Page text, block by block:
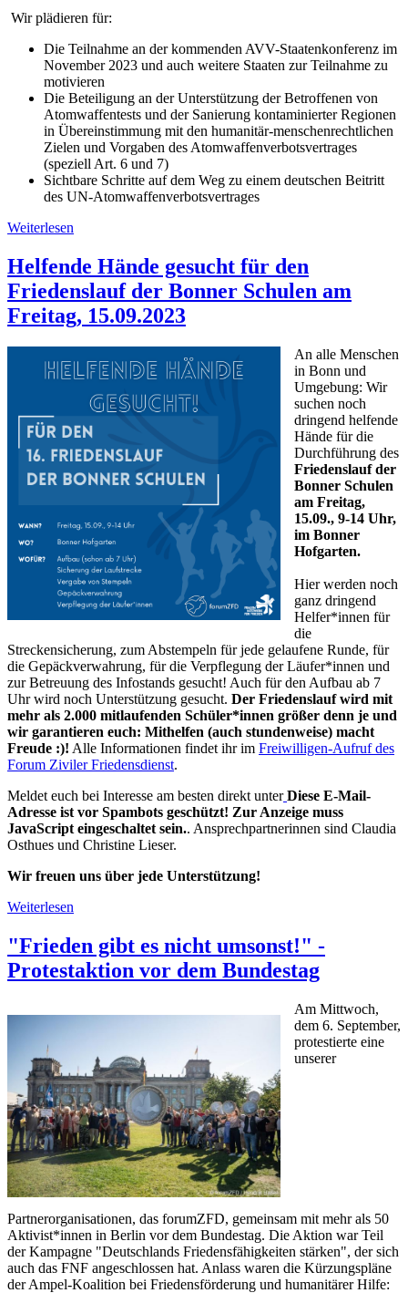
Wir plädieren für:
Die Teilnahme an der kommenden AVV-Staatenkonferenz im
November 2023 und auch weitere Staaten zur Teilnahme zu
motivieren
Die Beteiligung an der Unterstützung der Betroffenen von
Atomwaffentests und der Sanierung kontaminierter Regionen
in Übereinstimmung mit den humanitär-menschenrechtlichen
Zielen und Vorgaben des Atomwaffenverbotsvertrages
(speziell Art. 6 und 7)
Sichtbare Schritte auf dem Weg zu einem deutschen Beitritt
des UN-Atomwaffenverbotsvertrages
Weiterlesen
Helfende Hände gesucht für den
Friedenslauf der Bonner Schulen am
Freitag, 15.09.2023
An alle Menschen
in Bonn und
Umgebung: Wir
suchen noch
dringend helfende
Hände für die
Durchführung des
Friedenslauf der
Bonner Schulen
am Freitag,
15.09., 9-14 Uhr,
im Bonner
Hofgarten.
Hier werden noch
ganz dringend
Helfer*innen für
die
Streckensicherung, zum Abstempeln für jede gelaufene Runde, für
die Gepäckverwahrung, für die Verpflegung der Läufer*innen und
zur Betreuung des Infostands gesucht! Auch für den Aufbau ab 7
Uhr wird noch Unterstützung gesucht. Der Friedenslauf wird mit
mehr als 2.000 mitlaufenden Schüler*innen größer denn je und
wir garantieren euch: Mithelfen (auch stundenweise) macht
Freude :)! Alle Informationen findet ihr im Freiwilligen-Aufruf des
Forum Ziviler Friedensdienst.
Meldet euch bei Interesse am besten direkt unter Diese E-Mail-
Adresse ist vor Spambots geschützt! Zur Anzeige muss
JavaScript eingeschaltet sein.. Ansprechpartnerinnen sind Claudia
Osthues und Christine Lieser.
Wir freuen uns über jede Unterstützung!
Weiterlesen
"Frieden gibt es nicht umsonst!" -
Protestaktion vor dem Bundestag
Am Mittwoch,
dem 6. September,
protestierte eine
unserer
Partnerorganisationen, das forumZFD, gemeinsam mit mehr als 50
Aktivist*innen in Berlin vor dem Bundestag. Die Aktion war Teil
der Kampagne "Deutschlands Friedensfähigkeiten stärken", der sich
auch das FNF angeschlossen hat. Anlass waren die Kürzungspläne
der Ampel-Koalition bei Friedensförderung und humanitärer Hilfe: